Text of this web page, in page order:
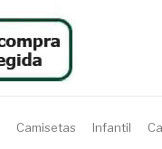
Camisetas Infantil